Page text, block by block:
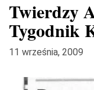
Twierdzy
Tygodnik
11 września, 2009